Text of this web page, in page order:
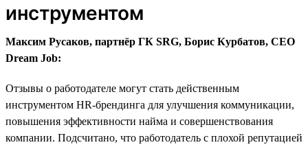
инструментом
Максим Русаков, партнёр ГК SRG, Борис Курбатов, CEO
Dream Job:
Отзывы о работодателе могут стать действенным
инструментом HR-брендинга для улучшения коммуникации,
повышения эффективности найма и совершенствования
компании. Подсчитано, что работодатель с плохой репутацией